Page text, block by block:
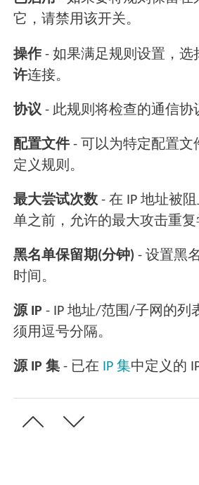
它，请禁用该开关。
操作- 如果满足规则设置，选
许连接。
协议 - 此规则将检查的通信协
配置文件 - 可以为特定配置文
定义规则。
最大尝试次数 - 在 IP 地址被
单之前，允许的最大攻击重复
黑名单保留期(分钟) - 设置黑
时间。
源 IP - IP 地址/范围/子网的列
须用逗号分隔。
源 IP 集 - 已在 IP 集中定义的